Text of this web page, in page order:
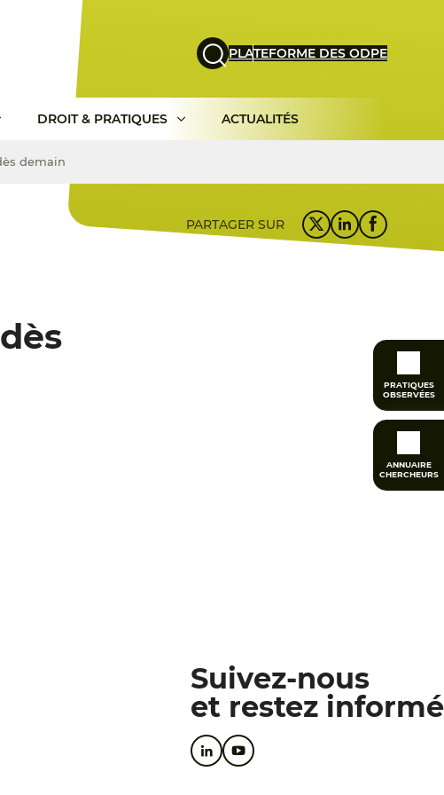
PLATEFORME DES ODPE
DROIT & PRATIQUES ACTUALITÉS
PRATIQUES
OBSERVÉES
ANNUAIRE
CHERCHEURS
demain
PARTAGER SUR
Suivez-nous
et restez informé